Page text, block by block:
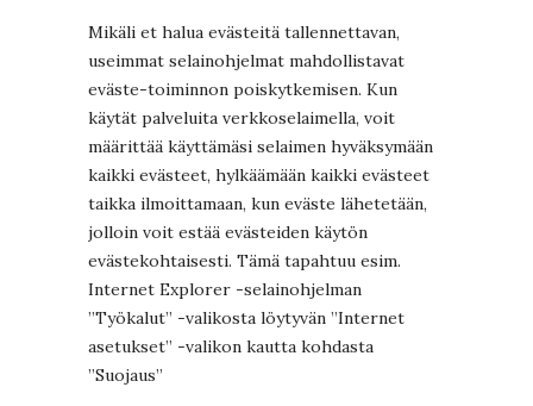
Mikäli et halua evästeitä tallennettavan,
useimmat selainohjelmat mahdollistavat
eväste-toiminnon poiskytkemisen. Kun
käytät palveluita verkkoselaimella, voit
määrittää käyttämäsi selaimen hyväksymään
kaikki evästeet, hylkäämään kaikki evästeet
taikka ilmoittamaan, kun eväste lähetetään,
jolloin voit estää evästeiden käytön
evästekohtaisesti. Tämä tapahtuu esim.
Internet Explorer -selainohjelman
”Työkalut” -valikosta löytyvän ”Internet
asetukset” -valikon kautta kohdasta
”Suojaus”